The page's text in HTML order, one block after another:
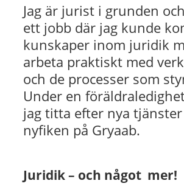
Jag är jurist i grunden
ett jobb där jag kunde
kunskaper inom juridik
arbeta praktiskt med
och de processer som
Under en
jag titta efter nya
nyfiken på Gryaab.
Juridik – och något mer!